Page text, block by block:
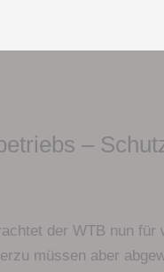
–
der WTB nun für
müssen aber